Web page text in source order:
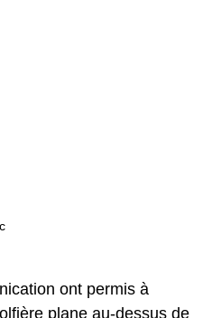
ont permis à
plane au-dessus de